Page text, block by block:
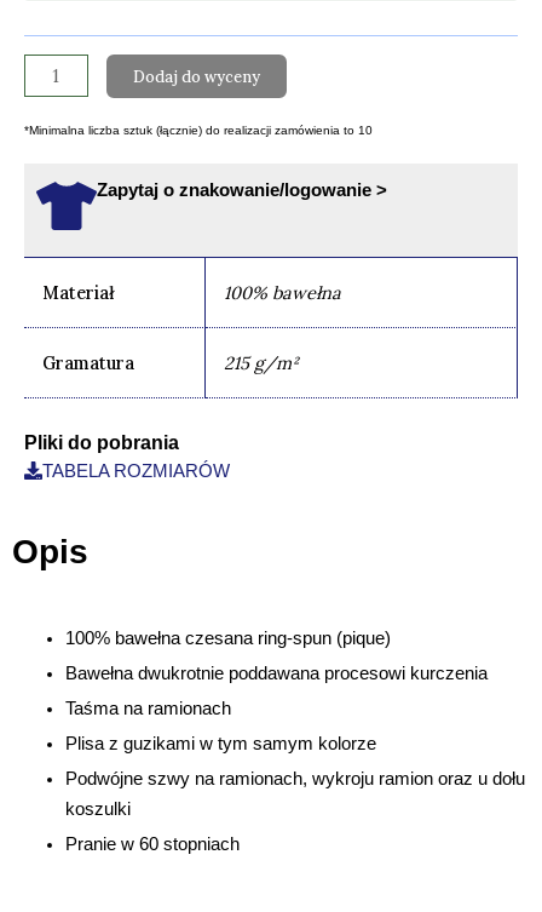
JAYS
HEAVY
Dodaj do wyceny
*Minimalna liczba sztuk (łącznie) do realizacji zamówienia to 10
Zapytaj o znakowanie/logowanie >
Materiał 100% bawełna
Gramatura 215 g/m²
Pliki do pobrania
TABELA ROZMIARÓW
Opis
100% bawełna czesana ring-spun (pique)
Bawełna dwukrotnie poddawana procesowi kurczenia
Taśma na ramionach
Plisa z guzikami w tym samym kolorze
Podwójne szwy na ramionach, wykroju ramion oraz u dołu
koszulki
Pranie w 60 stopniach